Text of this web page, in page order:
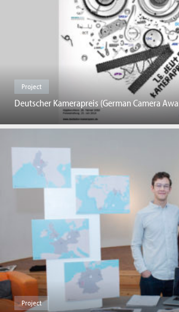
Project
Deutscher Kamerapreis (German Camera
Project